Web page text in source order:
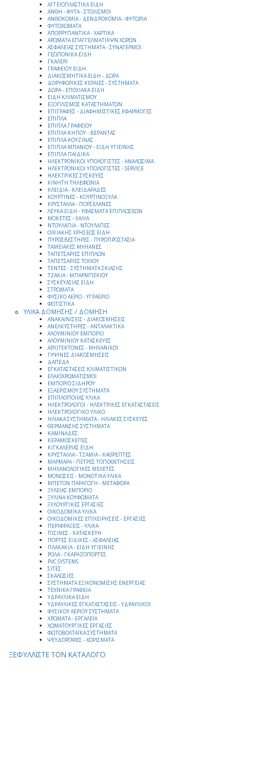
ΑΓΓΕΙΟΠΛΑΣΤΙΚΑ ΕΙΔΗ
ΑΝΘΗ - ΦΥΤΑ - ΣΤΟΛΙΣΜΟΙ
ΑΝΘΟΚΟΜΙΑ - ΔΕΝΔΡΟΚΟΜΙΑ - ΦΥΤΩΡΙΑ
ΦΥΤΟΧΩΜΑΤΑ
ΑΠΟΡΡΥΠΑΝΤΙΚΑ - ΧΑΡΤΙΚΑ
ΑΡΩΜΑΤΑ ΕΠΑΓΓΕΛΜΑΤΙΚΨΝ ΧΩΡΩΝ
ΑΣΦΑΛΕΙΑΣ ΣΥΣΤΗΜΑΤΑ - ΣΥΝΑΓΕΡΜΟΙ
ΓΕΩΠΟΝΙΚΑ ΕΙΔΗ
ΓΚΑΛΕΡΙ
ΓΡΑΦΕΙΟΥ ΕΙΔΗ
ΔΙΑΚΟΣΜΗΤΙΚΑ ΕΙΔΗ - ΔΩΡΑ
ΔΟΡΥΦΟΡΙΚΕΣ ΚΕΡΑΙΕΣ - ΣΥΣΤΗΜΑΤΑ
ΔΩΡΑ - ΕΠΟΧΙΑΚΑ ΕΙΔΗ
ΕΙΔΗ ΚΛΙΜΑΤΙΣΜΟΥ
ΕΞΟΠΛΙΣΜΟΣ ΚΑΤΑΣΤΗΜΑΤΩΝ
ΕΠΙΓΡΑΦΕΣ - ΔΙΑΦΗΜΙΣΤΙΚΕΣ ΕΦΑΡΜΟΓΕΣ
ΕΠΙΠΛΑ
ΕΠΙΠΛΑ ΓΡΑΦΕΙΟΥ
ΕΠΙΠΛΑ ΚΗΠΟΥ - ΒΕΡΑΝΤΑΣ
ΕΠΙΠΛΑ ΚΟΥΖΙΝΑΣ
ΕΠΙΠΛΑ ΜΠΑΝΙΟΥ - ΕΙΔΗ ΥΓΙΕΙΝΗΣ
ΕΠΙΠΛΑ ΠΑΙΔΙΚΑ
ΗΛΕΚΤΡΟΝΙΚΟΙ ΥΠΟΛΟΓΙΣΤΕΣ - ΑΝΑΛΩΣΙΜΑ
ΗΛΕΚΤΡΟΝΙΚΟΙ ΥΠΟΛΟΓΙΣΤΕΣ - SERVICE
ΗΛΕΚΤΡΙΚΕΣ ΣΥΣΚΕΥΕΣ
ΚΙΝΗΤΗ ΤΗΛΕΦΩΝΙΑ
ΚΛΕΙΔΙΑ - ΚΛΕΙΔΑΡΑΔΕΣ
ΚΟΥΡΤΙΝΕΣ - ΚΟΥΡΤΙΝΟΞΥΛΑ
ΚΡΥΣΤΑΛΛΑ - ΠΟΡΣΕΛΑΝΕΣ
ΛΕΥΚΑ ΕΙΔΗ - ΥΦΑΣΜΑΤΑ ΕΠΙΠΛΩΣΕΩΝ
ΜΟΚΕΤΕΣ - ΧΑΛΙΑ
ΝΤΟΥΛΑΠΙΑ - ΝΤΟΥΛΑΠΕΣ
ΟΙΚΙΑΚΗΣ ΧΡΗΣΕΩΣ ΕΙΔΗ
ΠΥΡΟΣΒΕΣΤΗΡΕΣ - ΠΥΡΟΠΡΟΣΤΑΣΙΑ
ΤΑΜΕΙΑΚΕΣ ΜΧΗΑΝΕΣ
ΤΑΠΕΤΣΑΡΙΕΣ ΕΠΙΠΛΩΝ
ΤΑΠΕΤΣΑΡΙΕΣ ΤΟΙΧΟΥ
ΤΕΝΤΕΣ - ΣΥΣΤΗΜΑΤΑ ΣΚΙΑΣΗΣ
ΤΖΑΚΙΑ - ΜΠΑΡΜΠΕΚΙΟΥ
ΣΥΣΚΕΥΑΣΙΑΣ ΕΙΔΗ
ΣΤΡΩΜΑΤΑ
ΦΥΣΙΚΟ ΑΕΡΙΟ - ΥΓΡΑΕΡΙΟ
ΦΩΤΙΣΤΙΚΑ
ΥΛΙΚΑ ΔΟΜΗΣΗΣ / ΔΟΜΗΣΗ
ΑΝΑΚΑΙΝΙΣΕΙΣ - ΔΙΑΚΟΣΜΗΣΕΙΣ
ΑΝΕΛΚΥΣΤΗΡΕΣ - ΑΝΤΑΛΑΚΤΙΚΑ
ΑΛΟΥΜΙΝΙΟΥ ΕΜΠΟΡΙΟ
ΑΛΟΥΜΙΝΙΟΥ ΚΑΤΑΣΚΕΥΕΣ
ΑΡΧΙΤΕΚΤΟΝΕΣ - ΜΗΧΑΝΙΚΟΙ
ΓΥΨΙΝΕΣ ΔΙΑΚΟΣΜΗΣΕΙΣ
ΔΑΠΕΔΑ
ΕΓΚΑΤΑΣΤΑΣΕΙΣ ΚΛΙΜΑΤΙΣΤΙΚΩΝ
ΕΛΑΙΟΧΡΩΜΑΤΙΣΜΟΙ
ΕΜΠΟΡΙΟ ΣΙΔΗΡΟΥ
ΕΞΑΕΡΙΣΜΟΥ ΣΥΣΤΗΜΑΤΑ
ΕΠΙΠΛΟΠΟΙΙΑΣ ΥΛΙΚΑ
ΗΛΕΚΤΡΟΛΟΓΟΙ - ΗΛΕΚΤΡΙΚΕΣ ΕΓΚΑΤΑΣΤΑΣΕΙΣ
ΗΛΕΚΤΡΟΛΟΓΙΚΟ ΥΛΙΚΟ
ΗΛΙΑΚΑ ΣΥΣΤΗΜΑΤΑ - ΗΛΙΑΚΕΣ ΣΥΣΚΕΥΕΣ
ΘΕΡΜΑΝΣΗΣ ΣΥΣΤΗΜΑΤΑ
ΚΑΜΙΝΑΔΕΣ
ΚΕΡΑΜΟΣΚΕΠΕΣ
ΚΙΓΚΑΛΕΡΙΑΣ ΕΙΔΗ
ΚΡΥΣΤΑΛΛΑ - ΤΖΑΜΙΑ - ΚΑΘΡΕΠΤΕΣ
ΜΑΡΜΑΡΑ - ΠΕΤΡΕΣ ΤΟΠΟΘΕΤΗΣΕΙΣ
ΜΗΧΑΝΟΛΟΓΙΚΕΣ ΜΕΛΕΤΕΣ
ΜΟΝΩΣΕΙΣ - ΜΟΝΟΤΙΚΑ ΥΛΙΚΑ
ΜΠΕΤΟΝ ΠΑΡΑΓΩΓΗ - ΜΕΤΑΦΟΡΑ
ΞΥΛΕΙΑΣ ΕΜΠΟΡΙΟ
ΞΥΛΙΝΑ ΚΟΥΦΩΜΑΤΑ
ΞΥΛΟΥΡΓΙΚΕΣ ΕΡΓΑΣΙΕΣ
ΟΙΚΟΔΟΜΙΚΑ ΥΛΙΚΑ
ΟΙΚΟΔΟΜΙΚΕΣ ΕΠΙΧΕΙΡΗΣΕΙΣ - ΕΡΓΑΣΙΕΣ
ΠΕΡΙΦΡΑΞΕΙΣ - ΥΛΙΚΑ
ΠΙΣΙΝΕΣ - ΚΑΤΑΣΚΕΥΗ
ΠΟΡΤΕΣ ΕΙΔΙΚΕΣ - ΑΣΦΑΛΕΙΑΣ
ΠΛΑΚΑΚΙΑ - ΕΙΔΗ ΥΓΙΕΙΝΗΣ
ΡΟΛΑ - ΓΚΑΡΑΖΟΠΟΡΤΕΣ
PVC SYSTEMS
ΣΙΤΕΣ
ΣΚΑΛΩΣΙΕΣ
ΣΥΣΤΗΜΑΤΑ ΕΞΙΚΟΝΟΜΙΣΗΣ ΕΝΕΡΓΕΙΑΣ
ΤΕΧΝΙΚΑ ΓΡΑΦΕΙΑ
ΥΔΡΑΥΛΙΚΑ ΕΙΔΗ
ΥΔΡΑΥΛΙΚΕΣ ΕΓΚΑΤΑΣΤΑΣΕΙΣ - ΥΔΡΑΥΛΙΚΟΙ
ΦΥΣΙΚΟΥ ΑΕΡΙΟΥ ΣΥΣΤΗΜΑΤΑ
ΧΡΩΜΑΤΑ - ΕΡΓΑΛΕΙΑ
ΧΩΜΑΤΟΥΡΓΙΚΕΣ ΕΡΓΑΣΙΕΣ
ΦΩΤΟΒΟΛΤΑΪΚΑ ΣΥΣΤΗΜΑΤΑ
ΨΕΥΔΟΡΟΦΕΣ - ΧΩΡΙΣΜΑΤΑ
ΞΕΦΥΛΛΙΣΤΕ ΤΟΝ ΚΑΤΑΛΟΓΟ